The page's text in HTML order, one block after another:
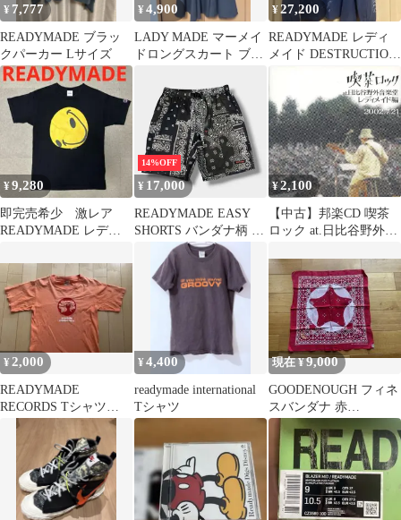
¥ 7,777
READYMADE ブラッ
クパーカー Lサイズ
¥4,900
LADY MADE マーメイ
ドロングスカート ブラ
¥27,200
READYMADE レディ
メイド DESTRUCTION
XLサイズ
¥9,280
即完売希少 激レア
READYMADE レディ
21SS
14%OFF
¥ 17,000
READYMADE EASY
SHORTS バンダナ柄 シ
ョートパンツ ブラック
ペイズリー メンズ M相
¥2,100
【中古】邦楽CD 喫茶
ロック at.日比谷野外音
¥ 2,000
READYMADE
RECORDS Tシャツ
Ｍ ピチカートファイ
¥4,400
readymade international
Tシャツ
現在 ¥9,000
GOODENOUGH フィネ
スバンダナ 赤
ReadyMade